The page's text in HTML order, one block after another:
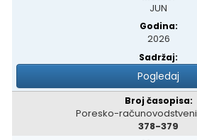
JUN
2026
Pogledaj
Poresko-
378-379